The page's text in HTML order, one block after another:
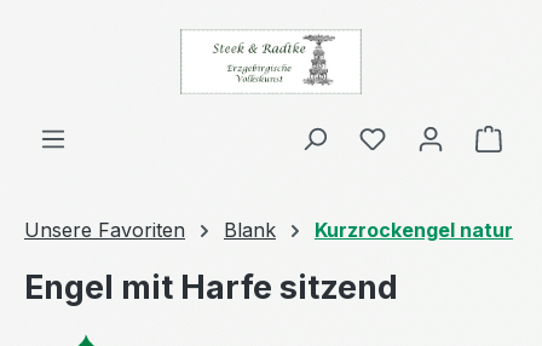
Zum Hauptinhalt springen
Unsere Favoriten Blank Kurzrockengel natur
Engel mit Harfe sitzend